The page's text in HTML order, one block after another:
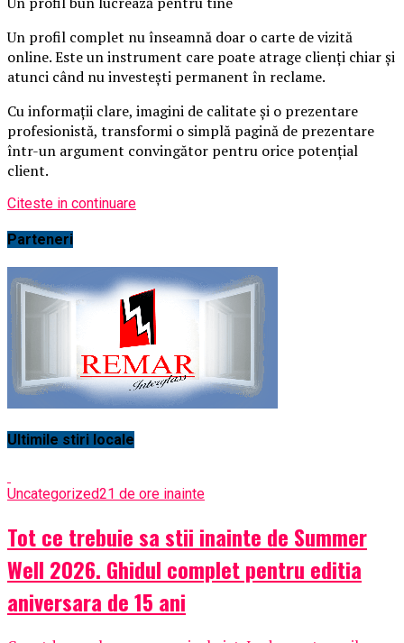
Un profil complet nu înseamnă doar o carte de vizită
online. Este un instrument care poate atrage clienți chiar și
atunci când nu investești permanent în reclame.
Cu informații clare, imagini de calitate și o prezentare
profesionistă, transformi o simplă pagină de prezentare
într-un argument convingător pentru orice potențial
client.
Citeste in continuare
Parteneri
Ultimile stiri locale
Uncategorized21 de ore inainte
Tot ce trebuie sa stii inainte de Summer
Well 2026. Ghidul complet pentru editia
aniversara de 15 ani